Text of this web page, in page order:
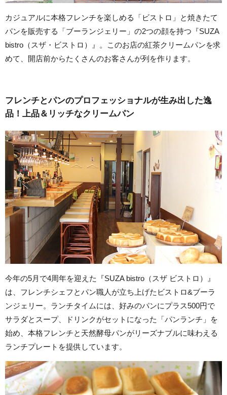
カジュアルに本格フレンチを楽しめる「ビストロ」と焼きたて
パンを販売する「ブーランジェリー」の2つの顔を持つ『SUZA
bistro（スザ・ビストロ）』。このお店の紅茶クリームパンを求
めて、開店前からたくさんのお客さんが列を作ります。
フレンチとパンのプロフェッショナルが生み出した逸
品！上品＆リッチなクリームパン
今年の5月で4周年を迎えた『SUZA bistro（スザ ビストロ）』
は、フレンチシェフとパン職人が立ち上げたビストロ&ブーラ
ンジェリー。ランチタイムには、好みのパンにプラス500円で
サラダとスープ、ドリンクがセットになった「パンランチ」を
始め、本格フレンチと天然酵母パンがリーズナブルに味わえる
ランチプレートを提供しています。